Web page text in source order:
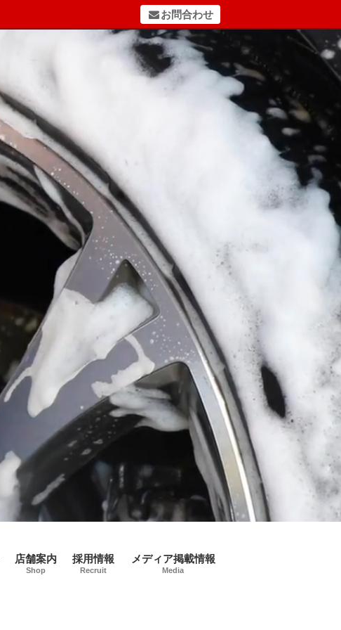
お問合わせ
店舗案内
Shop
採用情報
Recruit
メディア掲載情報
Media